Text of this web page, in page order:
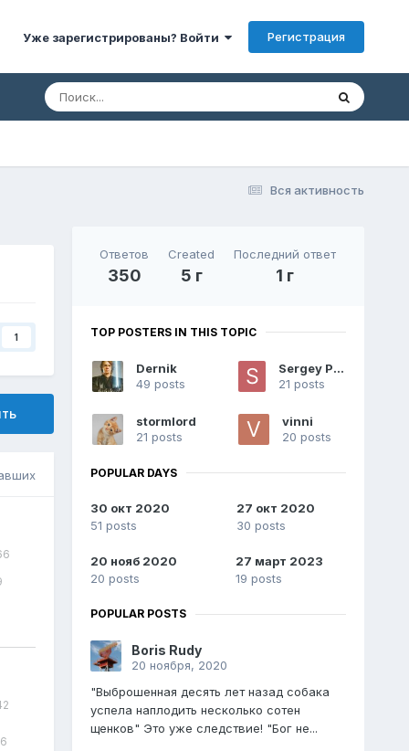
Уже зарегистрированы? Войти Регистрация
Вся активность
1
Ответов
350
Created
5 г
Последний ответ
1 г
TOP POSTERS IN THIS TOPIC
Dernik
49 posts
Sergey Pro!!
21 posts
stormlord
21 posts
vinni
20 posts
POPULAR DAYS
30 окт 2020
51 posts
27 окт 2020
30 posts
20 нояб 2020
20 posts
27 март 2023
19 posts
POPULAR POSTS
Boris Rudy
20 ноября, 2020
"Выброшенная десять лет назад собака
успела наплодить несколько сотен
щенков" Это уже следствие! "Бог не...